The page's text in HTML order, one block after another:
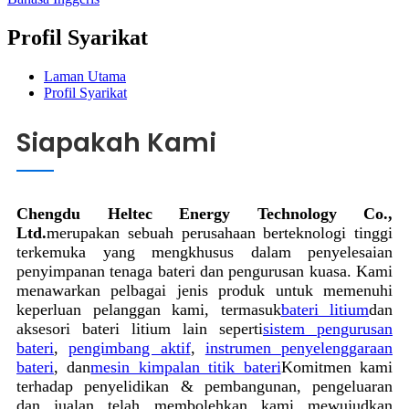
Profil Syarikat
Laman Utama
Profil Syarikat
Siapakah Kami
Chengdu Heltec Energy Technology Co.,
Ltd.merupakan sebuah perusahaan berteknologi tinggi
terkemuka yang mengkhusus dalam penyelesaian
penyimpanan tenaga bateri dan pengurusan kuasa. Kami
menawarkan pelbagai jenis produk untuk memenuhi
keperluan pelanggan kami, termasukbateri litiumdan
aksesori bateri litium lain sepertisistem pengurusan
bateri,pengimbang aktif, instrumen penyelenggaraan
bateri, danmesin kimpalan titik bateriKomitmen kami
terhadap penyelidikan & pembangunan, pengeluaran
dan jualan telah membolehkan kami mewujudkan